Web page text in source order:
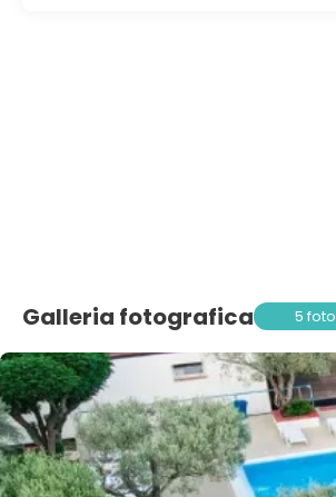
Galleria fotografica 5 foto